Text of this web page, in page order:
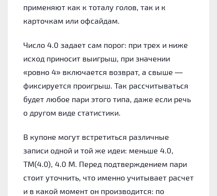
применяют как к тоталу голов, так и к
карточкам или офсайдам.
Число 4.0 задает сам порог: при трех и ниже
исход приносит выигрыш, при значении
«ровно 4» включается возврат, а свыше —
фиксируется проигрыш. Так рассчитываться
будет любое пари этого типа, даже если речь
о другом виде статистики.
В купоне могут встретиться различные
записи одной и той же идеи: меньше 4.0,
ТМ(4.0), 4.0 М. Перед подтверждением пари
стоит уточнить, что именно учитывает расчет
и в какой момент он производится: по